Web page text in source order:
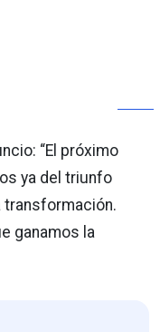
“El próximo
ya del triunfo
transformación.
ganamos la